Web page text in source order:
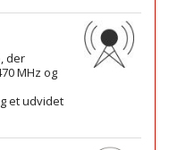
der
MHz og
et udvidet